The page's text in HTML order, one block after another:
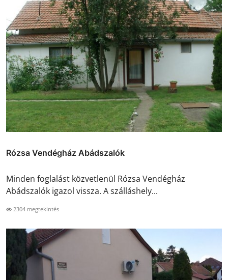
Rózsa Vendégház Abádszalók
Minden foglalást közvetlenül Rózsa Vendégház
Abádszalók igazol vissza. A szálláshely...
2304 megtekintés